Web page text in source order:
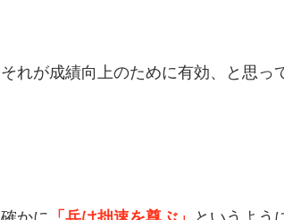
それが成績向上のために有効、と思っ